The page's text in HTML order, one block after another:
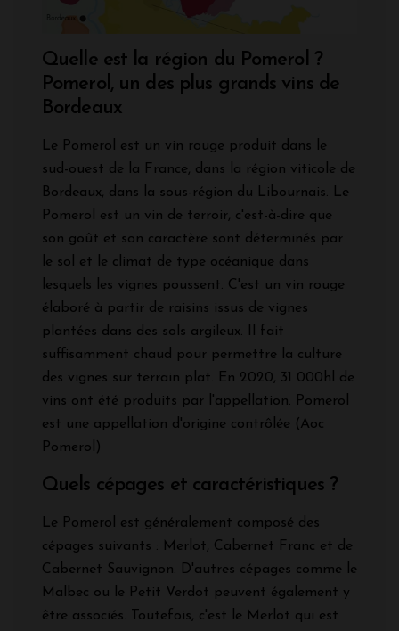
Quelle est la région du Pomerol ?
Pomerol, un des plus grands vins de
Bordeaux
Le Pomerol est un vin rouge produit dans le
sud-ouest de la France, dans la région viticole de
Bordeaux, dans la sous-région du Libournais. Le
Pomerol est un vin de terroir, c'est-à-dire que
son goût et son caractère sont déterminés par
le sol et le climat de type océanique dans
lesquels les vignes poussent. C'est un vin rouge
élaboré à partir de raisins issus de vignes
plantées dans des sols argileux. Il fait
suffisamment chaud pour permettre la culture
des vignes sur terrain plat. En 2020, 31 000hl de
vins ont été produits par l'appellation. Pomerol
est une appellation d'origine contrôlée (Aoc
Pomerol)
Quels cépages et caractéristiques ?
Le Pomerol est généralement composé des
cépages suivants : Merlot, Cabernet Franc et de
Cabernet Sauvignon. D'autres cépages comme le
Malbec ou le Petit Verdot peuvent également y
être associés. Toutefois, c'est le Merlot qui est